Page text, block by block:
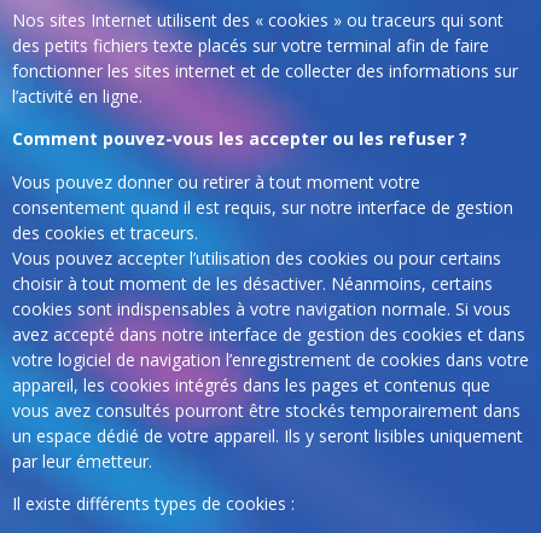
Nos sites Internet utilisent des « cookies » ou traceurs qui sont
des petits fichiers texte placés sur votre terminal afin de faire
fonctionner les sites internet et de collecter des informations sur
l’activité en ligne.
Comment pouvez-vous les accepter ou les refuser ?
Vous pouvez donner ou retirer à tout moment votre
consentement quand il est requis, sur notre interface de gestion
des cookies et traceurs.
Vous pouvez accepter l’utilisation des cookies ou pour certains
choisir à tout moment de les désactiver. Néanmoins, certains
cookies sont indispensables à votre navigation normale. Si vous
avez accepté dans notre interface de gestion des cookies et dans
votre logiciel de navigation l’enregistrement de cookies dans votre
appareil, les cookies intégrés dans les pages et contenus que
vous avez consultés pourront être stockés temporairement dans
un espace dédié de votre appareil. Ils y seront lisibles uniquement
par leur émetteur.
Il existe différents types de cookies :